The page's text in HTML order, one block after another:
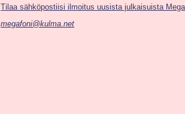
Tilaa sähköpostiisi ilmoitus uusista julkaisuista
megafoni@kulma.net